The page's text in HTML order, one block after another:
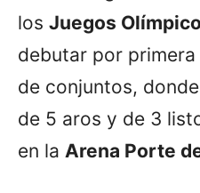
los Juegos
debutar por
de conjuntos,
de 5 aros y de 3
en la Arena Porte